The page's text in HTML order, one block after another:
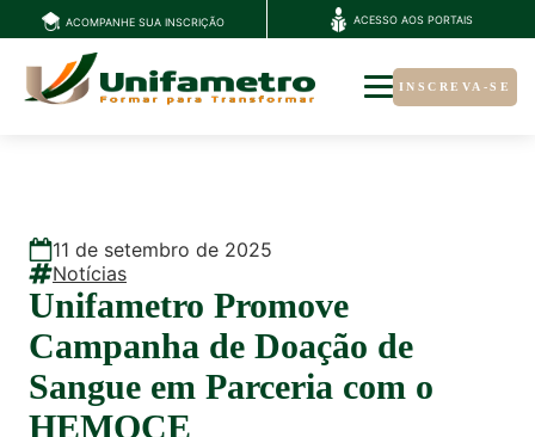
ACOMPANHE SUA INSCRIÇÃO ACESSO AOS PORTAIS
INSCREVA-SE
11 de setembro de 2025
Notícias
Unifametro Promove
Campanha de Doação de
Sangue em Parceria com o
HEMOCE